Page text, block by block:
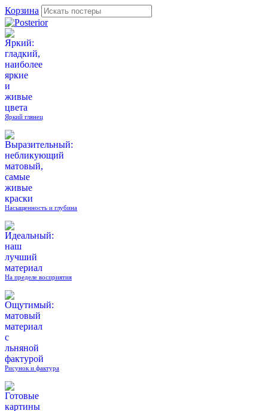
Корзина
Яркий глянец
Насыщенность и глубина
На пределе восприятия
Рисунок и фактура